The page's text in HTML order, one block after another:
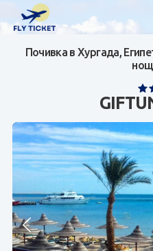
Почивки от Варна
Почивки от София/
Самолетни билети
Визи
Контакти
Почивка в Хургада,